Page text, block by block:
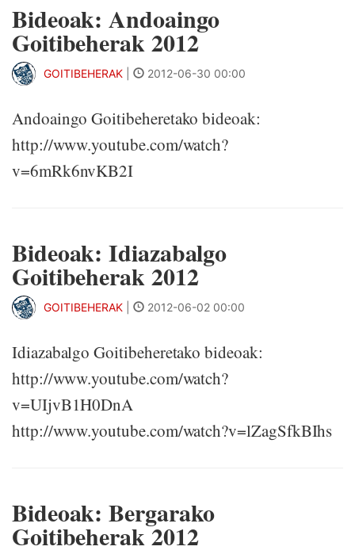
Bideoak: Andoaingo
Goitibeherak 2012
GOITIBEHERAK 2012-06-30 00:00
Andoaingo Goitibeheretako bideoak:
http://www.youtube.com/watch?
v=6mRk6nvKB2I
Bideoak: Idiazabalgo
Goitibeherak 2012
GOITIBEHERAK 2012-06-02 00:00
Idiazabalgo Goitibeheretako bideoak:
http://www.youtube.com/watch?
v=UIjvB1H0DnA
http://www.youtube.com/watch?v=lZagSfkBIhs
Bideoak: Bergarako
Goitibeherak 2012